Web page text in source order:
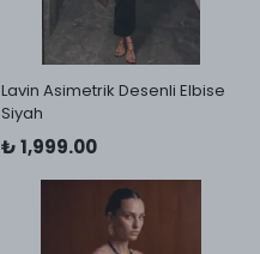
Lavin Asimetrik Desenli Elbise
Siyah
₺ 1,999.00